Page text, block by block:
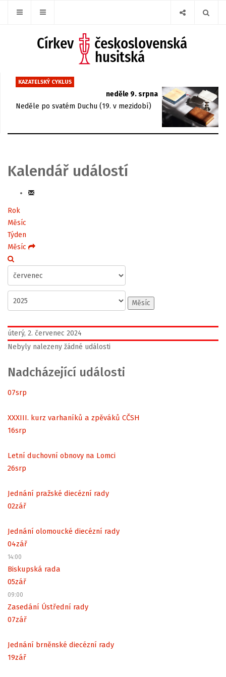
KAZATELSKÝ CYKLUS
neděle 9. srpna
Neděle po svatém Duchu (19. v mezidobí)
Kalendář událostí
Rok
Měsíc
Týden
Měsíc
Měsíc
úterý, 2. červenec 2024
Nebyly nalezeny žádné události
Nadcházející události
07srp
XXXIII. kurz varhaníků a zpěváků CČSH
16srp
Letní duchovní obnovy na Lomci
26srp
Jednání pražské diecézní rady
02zář
Jednání olomoucké diecézní rady
04zář
14:00
Biskupská rada
05zář
09:00
Zasedání Ústřední rady
07zář
Jednání brněnské diecézní rady
19zář